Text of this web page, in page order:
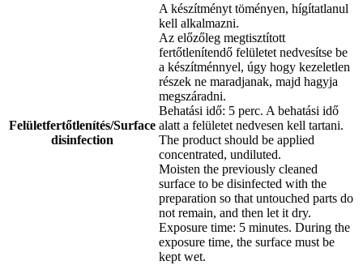
Felületfertőtlenítés/Surface
disinfection
A készítményt töményen, hígítatlanul
kell alkalmazni.
Az előzőleg megtisztított
fertőtlenítendő felületet nedvesítse be
a készítménnyel, úgy hogy kezeletlen
részek ne maradjanak, majd hagyja
megszáradni.
Behatási idő: 5 perc. A behatási idő
alatt a felületet nedvesen kell tartani.
The product should be applied
concentrated, undiluted.
Moisten the previously cleaned
surface to be disinfected with the
preparation so that untouched parts do
not remain, and then let it dry.
Exposure time: 5 minutes. During the
exposure time, the surface must be
kept wet.